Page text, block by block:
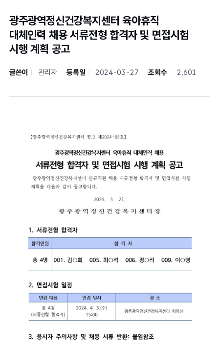
광주광역정신건강복지센터 육아휴직
대체인력 채용 서류전형 합격자 및 면접시험
시행 계획 공고
글쓴이 관리자 등록일 2024-03-27 조회수 2,601